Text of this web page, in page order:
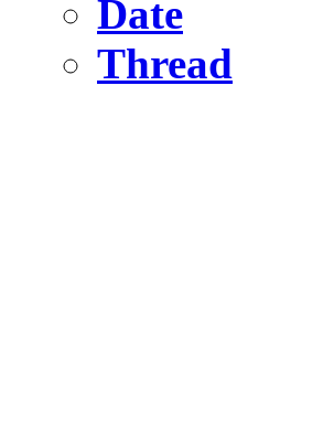
Date
Thread